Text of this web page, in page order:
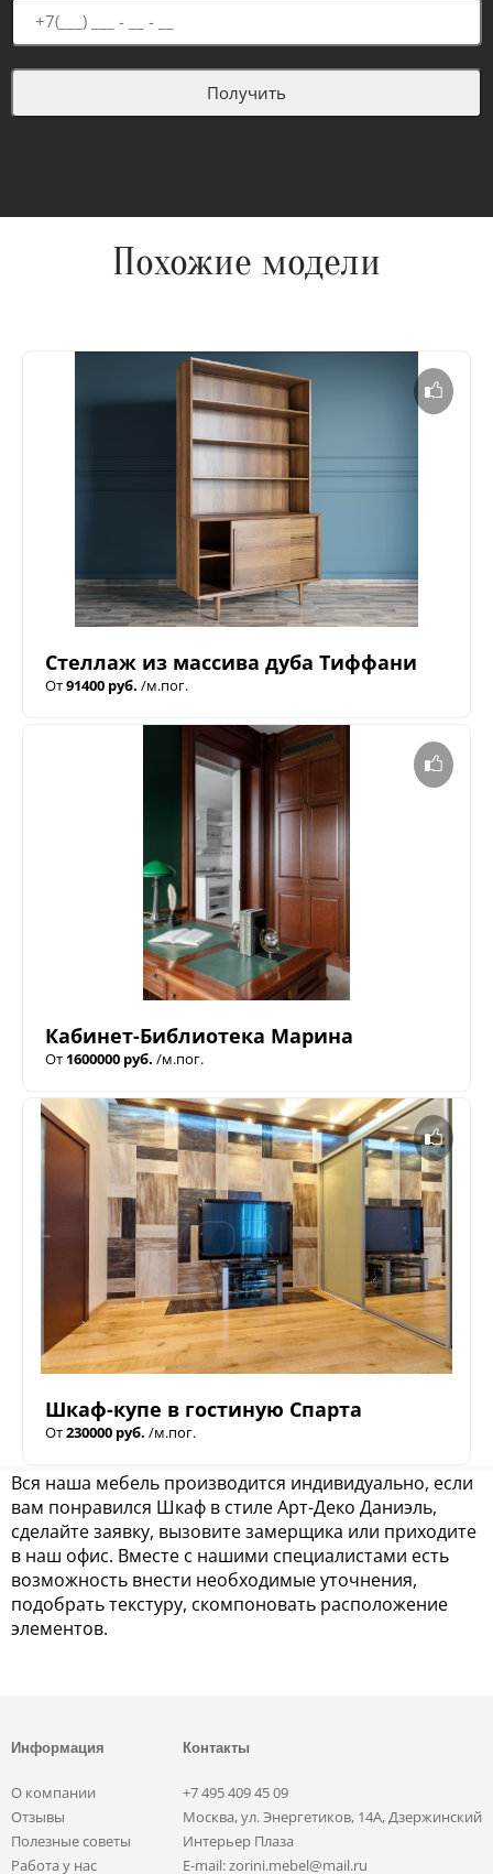
Похожие модели
Стеллаж из массива дуба Тиффани
От91400 руб. /м.пог.
Кабинет-Библиотека Марина
От 1600000 руб. /м.пог.
Шкаф-купе в гостиную Спарта
От230000 руб. /м.пог.
Вся наша мебель производится индивидуально, если
вам понравился Шкаф в стиле Арт-Деко Даниэль,
сделайте заявку, вызовите замерщика или приходите
в наш офис. Вместе с нашими специалистами есть
возможность внести необходимые уточнения,
подобрать текстуру, скомпоновать расположение
элементов.
Информация
О компании
Отзывы
Полезные советы
Работа у нас
Контакты
+7 495 409 45 09
Москва, ул. Энергетиков, 14А, Дзержинский
Интерьер Плаза
E-mail: zorini.mebel@mail.ru